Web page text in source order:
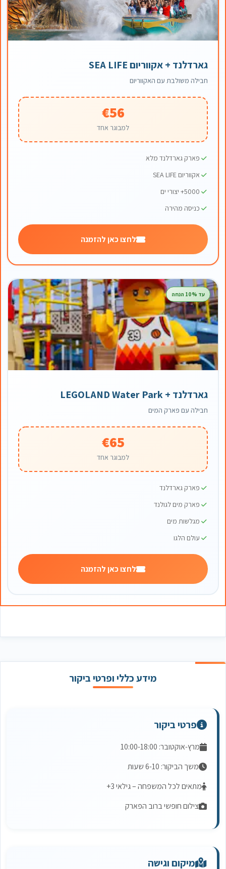
גארדלנד + אקווריום SEA LIFE
חבילה משולבת עם האקווריום
€56
למבוגר אחד
פארק גארדלנד מלא
אקווריום SEA LIFE
5000+ יצורי ים
כניסה מהירה
לחצו כאן להזמנה
עד 10% הנחה
גארדלנד + LEGOLAND Water Park
חבילה עם פארק המים
€65
למבוגר אחד
פארק גארדלנד
פארק מים לגולנד
מגלשות מים
עולם הלגו
לחצו כאן להזמנה
מידע כללי ופרטי ביקור
פרטי ביקור
מרץ-אוקטובר: 10:00-18:00
משך הביקור: 6-10 שעות
מתאים לכל המשפחה – גילאי 3+
צילום חופשי ברוב הפארק
מיקום וגישה